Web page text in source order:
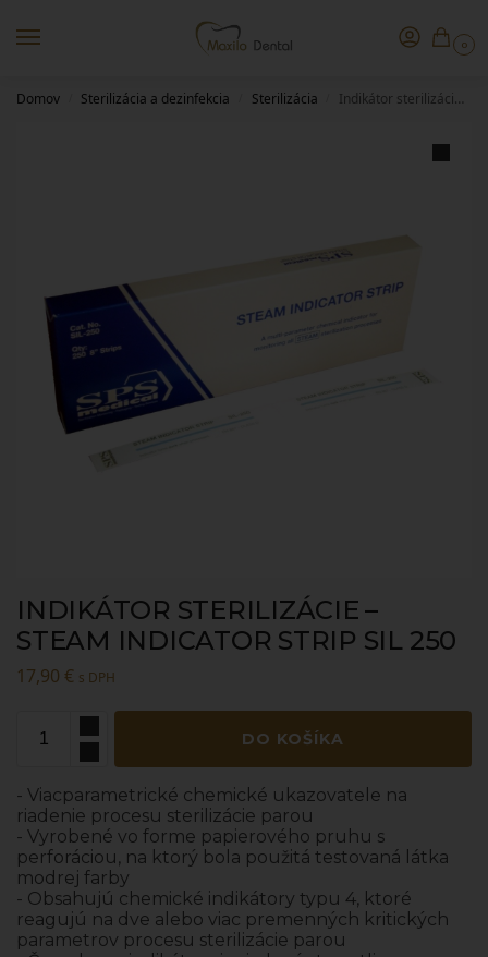
0
Domov Sterilizácia a dezinfekcia Sterilizácia Indikátor sterilizácie – Steam Indicator Strip SIL 250
INDIKÁTOR STERILIZÁCIE –
STEAM INDICATOR STRIP SIL 250
17,90 € s DPH
DO KOŠÍKA
- Viacparametrické chemické ukazovatele na
riadenie procesu sterilizácie parou
- Vyrobené vo forme papierového pruhu s
perforáciou, na ktorý bola použitá testovaná látka
modrej farby
- Obsahujú chemické indikátory typu 4, ktoré
reagujú na dve alebo viac premenných kritických
parametrov procesu sterilizácie parou